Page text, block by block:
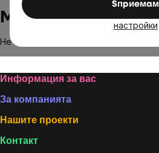
Sпpиeмaм
настройки
Mulieres
Не са намерени стоки на марката
Footer
Информация за вас
За компанията
Нашите проекти
Контакт